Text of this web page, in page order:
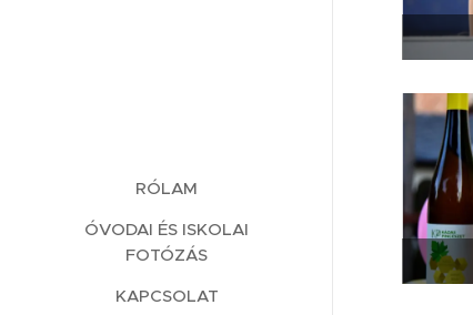
RÓLAM
ÓVODAI ÉS ISKOLAI
FOTÓZÁS
KAPCSOLAT